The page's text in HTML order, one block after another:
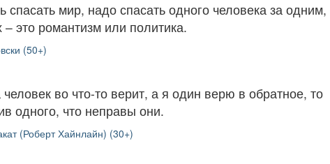
спасать мир, надо спасать одного человека за одним,
– это романтизм или политика.
(50+)
во что-то верит, а я один верю в обратное, то
одного, что неправы они.
(Роберт Хайнлайн) (30+)